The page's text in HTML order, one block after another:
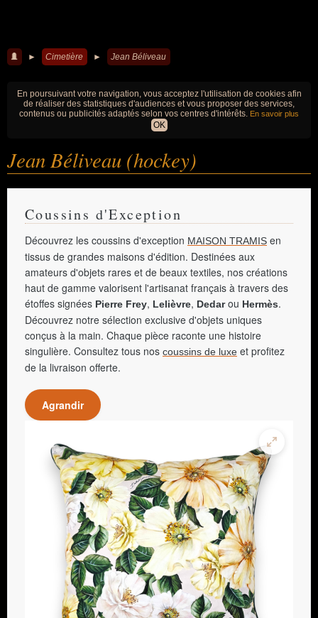
► Cimetière ► Jean Béliveau
En poursuivant votre navigation, vous acceptez l'utilisation de cookies afin
de réaliser des statistiques d'audiences et vous proposer des services,
contenus ou publicités adaptés selon vos centres d'intérêts. En savoir plus
OK
Jean Béliveau (hockey)
Coussins d'Exception
Découvrez les coussins d'exception MAISON TRAMIS en
tissus de grandes maisons d'édition. Destinées aux
amateurs d'objets rares et de beaux textiles, nos créations
haut de gamme valorisent l'artisanat français à travers des
étoffes signées Pierre Frey, Lelièvre, Dedarou Hermès.
Découvrez notre sélection exclusive d'objets uniques
conçus à la main. Chaque pièce raconte une histoire
singulière. Consultez tous nos coussins de luxe et profitez
de la livraison offerte.
Agrandir